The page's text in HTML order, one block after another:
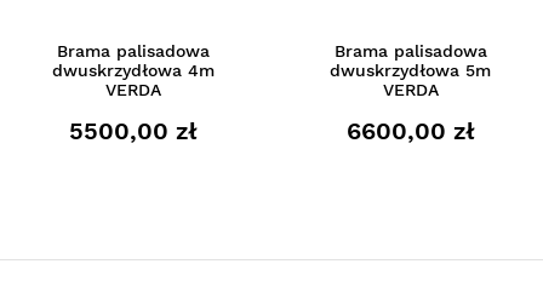
Brama palisadowa
dwuskrzydłowa 4m
VERDA
5500,00 zł
Brama palisadowa
dwuskrzydłowa 5m
VERDA
6600,00 zł